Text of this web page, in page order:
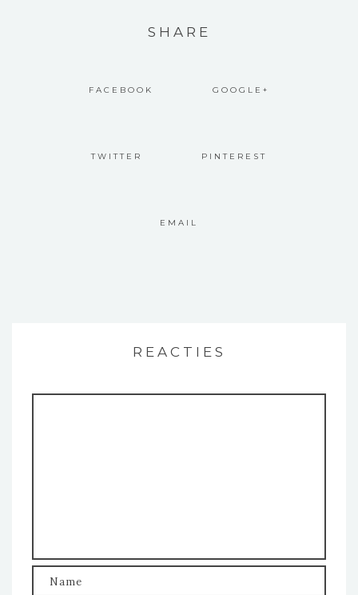
SHARE
FACEBOOK GOOGLE+
TWITTER PINTEREST
EMAIL
REACTIES